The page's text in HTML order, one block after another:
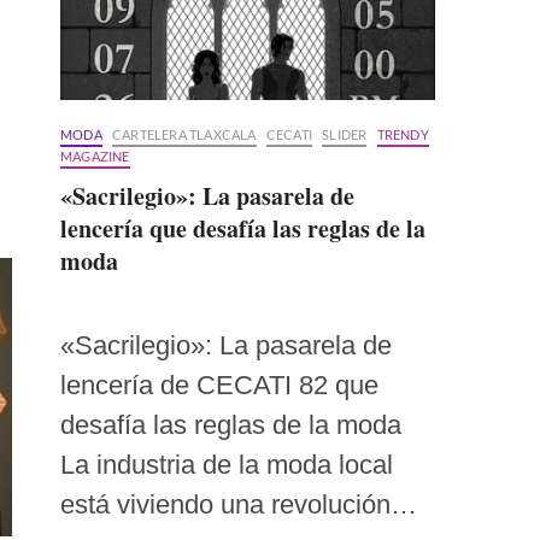
MODA CARTELERA TLAXCALA CECATI SLIDER
TRENDY
MAGAZINE
«Sacrilegio»: La pasarela de
lencería que desafía las reglas de la
moda
«Sacrilegio»: La pasarela de
lencería de CECATI 82 que
desafía las reglas de la moda
La industria de la moda local
está viviendo una revolución…